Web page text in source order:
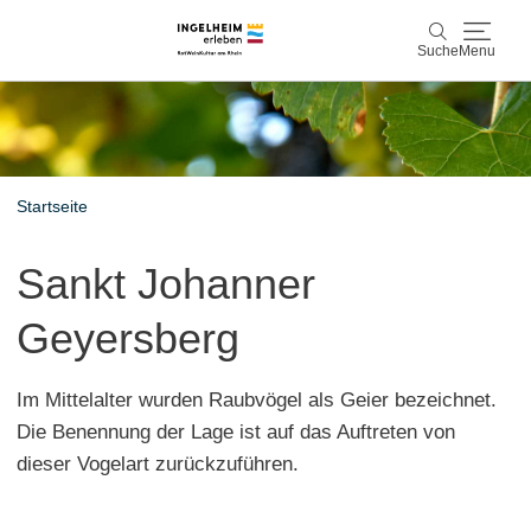
Suche Menu
Suche
Entdecken & Erleben
Leichte SpracheUnterkünfte Erlebnisse buchen
Startseite
Sankt Johanner
Geyersberg
Im Mittelalter wurden Raubvögel als Geier bezeichnet.
Die Benennung der Lage ist auf das Auftreten von
dieser Vogelart zurückzuführen.